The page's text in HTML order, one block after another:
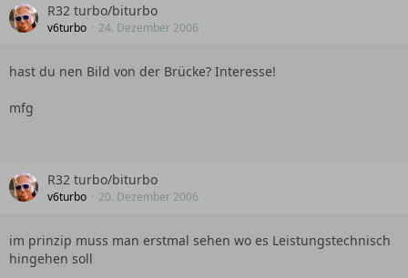
R32 turbo/biturbo
v6turbo 24. Dezember 2006
hast du nen Bild von der Brücke? Interesse!
mfg
R32 turbo/biturbo
v6turbo 20. Dezember 2006
im prinzip muss man erstmal sehen wo es Leistungstechnisch
hingehen soll